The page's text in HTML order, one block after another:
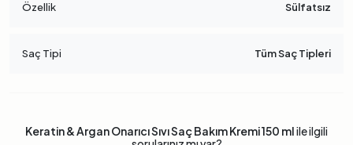
Özellik Sülfatsız
Saç Tipi Tüm Saç Tipleri
Keratin & Argan Onarıcı Sıvı Saç Bakım Kremi 150 mlile ilgili